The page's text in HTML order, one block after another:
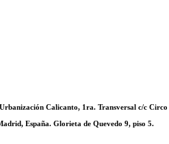
Calicanto, 1ra. Transversal c/c Circo
España. Glorieta de Quevedo 9, piso 5.